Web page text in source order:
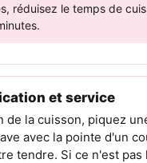
réduisez le temps de
et service
de la cuisson, piquez
avec la pointe d'un
tendre. Si ce n'est pas